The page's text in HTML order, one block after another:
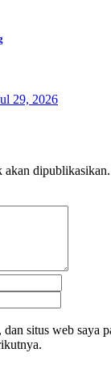
29, 2026
akan dipublikasikan.
situs web saya